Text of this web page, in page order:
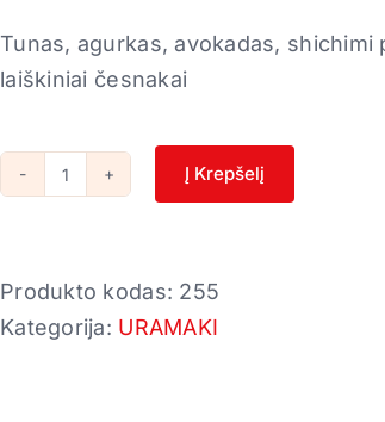
Tunas, agurkas, avokadas,
laiškiniai česnakai
produkto
Ronin
tuna
Į Krepšelį
Produkto kodas: 255
Kategorija: URAMAKI